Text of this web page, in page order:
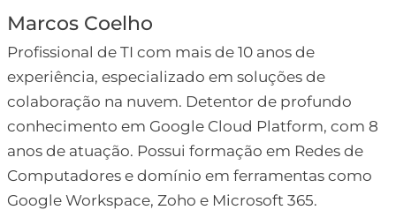
Marcos Coelho
Profissional de TI com mais de 10 anos de
experiência, especializado em soluções de
colaboração na nuvem. Detentor de profundo
conhecimento em Google Cloud Platform, com 8
anos de atuação. Possui formação em Redes de
Computadores e domínio em ferramentas como
Google Workspace, Zoho e Microsoft 365.